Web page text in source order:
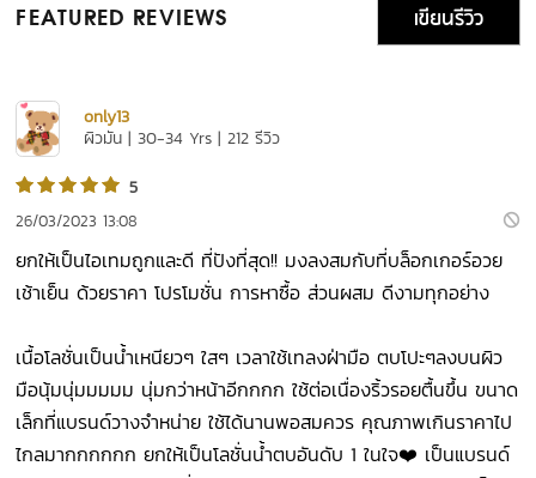
FEATURED REVIEWS เขียนรีวิว
only13
ผิวมัน | 30-34 Yrs | 212 รีวิว
5
26/03/2023 13:08
ยกให้เป็นไอเทมถูกและดี ที่ปังที่สุด!! มงลงสมกับที่บล็อกเกอร์อวย
เช้าเย็น ด้วยราคา โปรโมชั่น การหาซื้อ ส่วนผสม ดีงามทุกอย่าง
เนื้อโลชั่นเป็นน้ำเหนียวๆ ใสๆ เวลาใช้เทลงฝ่ามือ ตบโปะๆลงบนผิว
มือนุ้มนุ่มมมมม นุ่มกว่าหน้าอีกกกก ใช้ต่อเนื่องริ้วรอยตื้นขึ้น ขนาด
เล็กที่แบรนด์วางจำหน่าย ใช้ได้นานพอสมควร คุณภาพเกินราคาไป
ไกลมากกกกกก ยกให้เป็นโลชั่นน้ำตบอันดับ 1 ในใจ❤️ เป็นแบรนด์